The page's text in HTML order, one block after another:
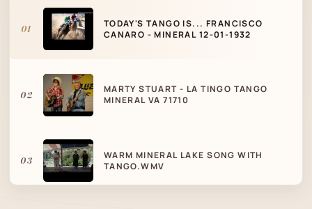
01
TODAY'S TANGO IS... FRANCISCO
CANARO - MINERAL 12-01-1932
02
MARTY STUART - LA TINGO TANGO
MINERAL VA 71710
03
WARM MINERAL LAKE SONG WITH
TANGO.WMV